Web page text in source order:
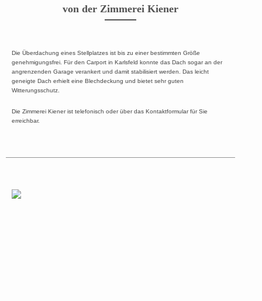
von der Zimmerei Kiener
Die Überdachung eines Stellplatzes ist bis zu einer bestimmten Größe
genehmigungsfrei. Für den Carport in Karlsfeld konnte das Dach sogar an der
angrenzenden Garage verankert und damit stabilisiert werden. Das leicht
geneigte Dach erhielt eine Blechdeckung und bietet sehr guten
Witterungsschutz.
Die Zimmerei Kiener ist telefonisch oder über das Kontaktformular für Sie
erreichbar.